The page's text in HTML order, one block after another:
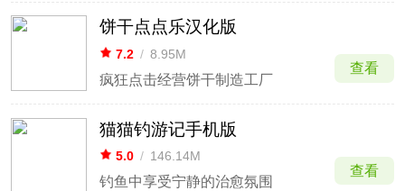
饼干点点乐汉化版
7.2 / 8.95M
疯狂点击经营饼干制造工厂
查看
猫猫钓游记手机版
5.0 / 146.14M
钓鱼中享受宁静的治愈氛围
查看